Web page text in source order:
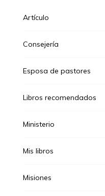
Artículo
Consejería
Esposa de pastores
Libros recomendados
Ministerio
Mis libros
Misiones